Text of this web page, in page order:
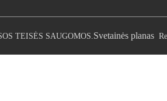
TEISĖS SAUGOMOS. Svetainės planas